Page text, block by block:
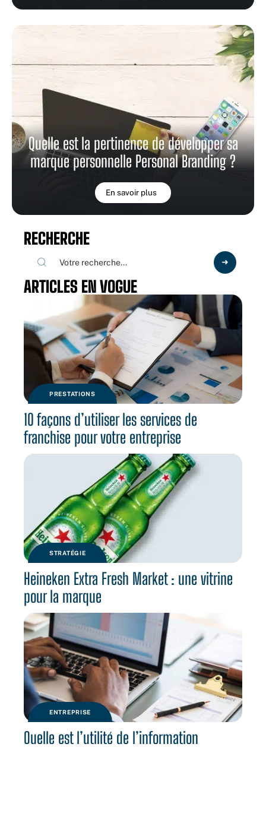
Quelle est la pertinence de développer sa
marque personnelle Personal Branding ?
En savoir plus
RECHERCHE
ARTICLES EN VOGUE
PRESTATIONS
10 façons d’utiliser les services de
franchise pour votre entreprise
STRATÉGIE
Heineken Extra Fresh Market : une vitrine
pour la marque
ENTREPRISE
Quelle est l’utilité de l’information